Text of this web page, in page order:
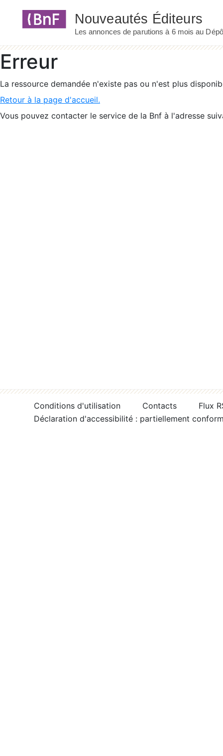
Erreur
La ressource demandée n'existe pas ou n'est plus
Retour à la page d'accueil.
Vous pouvez contacter le service de la Bnf à l'adresse
Conditions d'utilisation Contacts
Flux
Déclaration d'accessibilité : partiellement